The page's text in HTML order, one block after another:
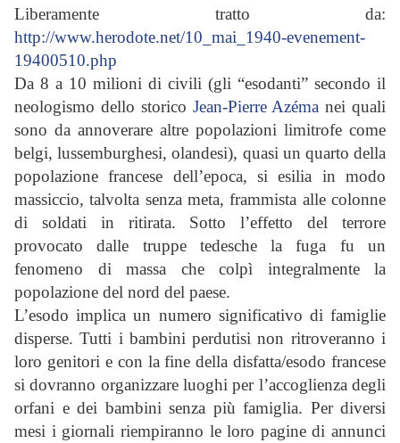
Liberamente tratto da:
http://www.herodote.net/10_mai_1940-evenement-
19400510.php
Da 8 a 10 milioni di civili (gli “esodanti” secondo il
neologismo dello storico Jean-Pierre Azéma nei quali
sono da annoverare altre popolazioni limitrofe come
belgi, lussemburghesi, olandesi), quasi un quarto della
popolazione francese dell’epoca, si esilia in modo
massiccio, talvolta senza meta, frammista alle colonne
di soldati in ritirata. Sotto l’effetto del terrore
provocato dalle truppe tedesche la fuga fu un
fenomeno di massa che colpì integralmente la
popolazione del nord del paese.
L’esodo implica un numero significativo di famiglie
disperse. Tutti i bambini perdutisi non ritroveranno i
loro genitori e con la fine della disfatta/esodo francese
si dovranno organizzare luoghi per l’accoglienza degli
orfani e dei bambini senza più famiglia. Per diversi
mesi i giornali riempiranno le loro pagine di annunci